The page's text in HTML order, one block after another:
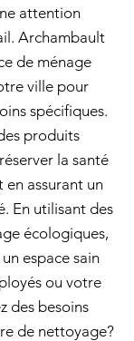
attention
Archambault
de ménage
ville pour
spécifiques.
produits
la santé
assurant un
En utilisant des
écologiques,
espace sain
ou votre
des besoins
de nettoyage?